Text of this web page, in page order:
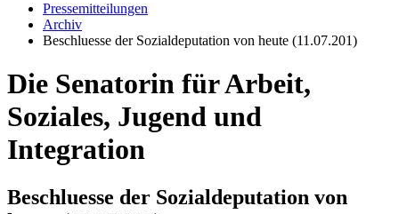
Pressemitteilungen
Archiv
Beschluesse der Sozialdeputation von heute (11.07.201)
Die Senatorin für Arbeit,
Soziales, Jugend und
Integration
Beschluesse der Sozialdeputation von